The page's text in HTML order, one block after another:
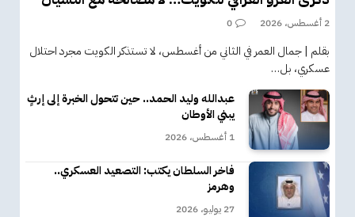
2 أغسطس، 2026 0
بقلم | جمال العمر في الثاني من أغسطس، لا تستذكر الكويت مجرد احتلال
عسكري، بل…
عبدالله وليد الحمد.. حين تتحول الخبرة إلى إرثٍ
يبني الأوطان
1 أغسطس، 2026
فاخر السلطان يكتب: التصعيد العسكري..
وهرمز
27 يوليو، 2026